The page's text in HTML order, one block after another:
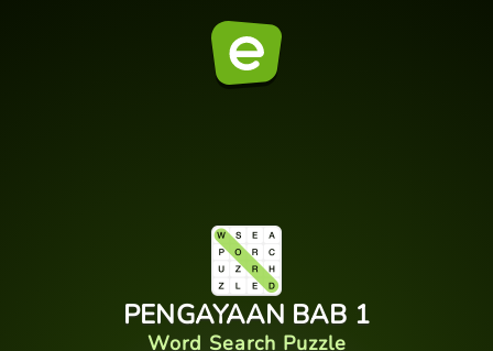
PENGAYAAN BAB 1
Word Search Puzzle